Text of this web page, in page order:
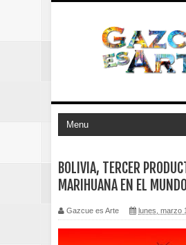
BOLIVIA, TERCER
MARIHUANA EN EL MUNDO
Gazcue es Arte lunes, marzo